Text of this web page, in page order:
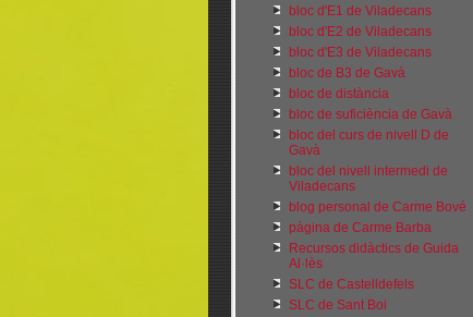
bloc d'E1 de Viladecans
bloc d'E2 de Viladecans
bloc d'E3 de Viladecans
bloc de B3 de Gavà
bloc de distància
bloc de suficiència de Gavà
bloc del curs de nivell D de
Gavà
bloc del nivell intermedi de
Viladecans
blog personal de Carme Bové
pàgina de Carme Barba
Recursos didàctics de Guida
Al·lès
SLC de Castelldefels
SLC de Sant Boi